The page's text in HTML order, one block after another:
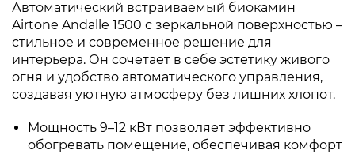
Автоматический встраиваемый биокамин
Airtone Andalle 1500 с зеркальной поверхностью –
стильное и современное решение для
интерьера. Он сочетает в себе эстетику живого
огня и удобство автоматического управления,
создавая уютную атмосферу без лишних хлопот.
Мощность 9–12 кВт позволяет эффективно
обогревать помещение, обеспечивая комфорт